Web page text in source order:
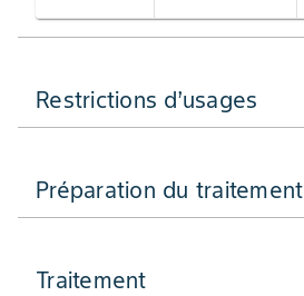
Restrictions d’usages
Préparation du traitement
Traitement